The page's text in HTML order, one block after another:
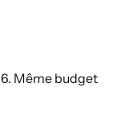
Même budget